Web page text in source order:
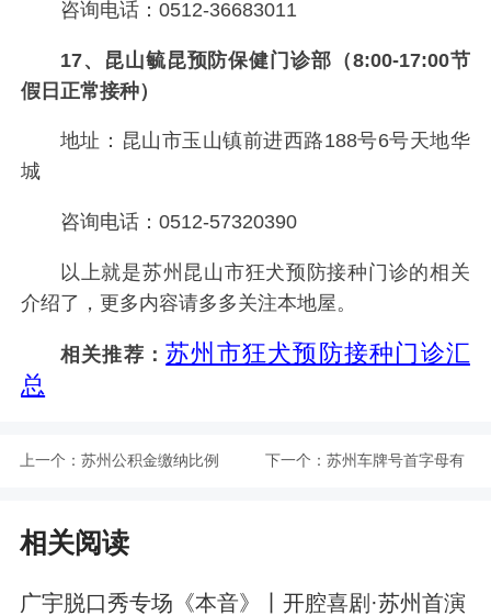
咨询电话：0512-36683011
17、昆山毓昆预防保健门诊部（8:00-17:00节
假日正常接种）
地址：昆山市玉山镇前进西路188号6号天地华
城
咨询电话：0512-57320390
以上就是苏州昆山市狂犬预防接种门诊的相关
介绍了，更多内容请多多关注本地屋。
相关推荐： 苏州市狂犬预防接种门诊汇
总
上一个： 苏州公积金缴纳比例 下一个： 苏州车牌号首字母有
相关阅读
广宇脱口秀专场《本音》丨开腔喜剧·苏州首演